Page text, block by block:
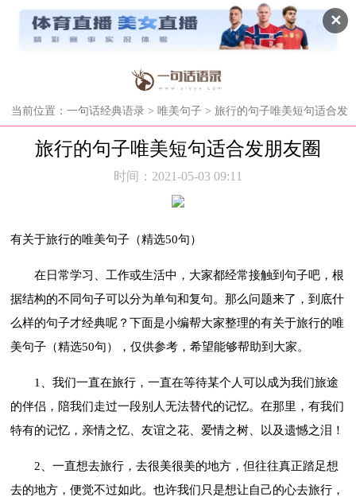
✕
当前位置： 一句话经典语录 > 唯美句子 > 旅行的句子唯美短句适合发
旅行的句子唯美短句适合发朋友圈
时间：2021-05-03 09:11
有关于旅行的唯美句子（精选50句）
在日常学习、工作或生活中，大家都经常接触到句子吧，根
据结构的不同句子可以分为单句和复句。那么问题来了，到底什
么样的句子才经典呢？下面是小编帮大家整理的有关于旅行的唯
美句子（精选50句），仅供参考，希望能够帮助到大家。
1、我们一直在旅行，一直在等待某个人可以成为我们旅途
的伴侣，陪我们走过一段别人无法替代的记忆。在那里，有我们
特有的记忆，亲情之忆、友谊之花、爱情之树、以及遗憾之泪！
2、一直想去旅行，去很美很美的地方，但往往真正踏足想
去的地方，便觉不过如此。也许我们只是想让自己的心去旅行，